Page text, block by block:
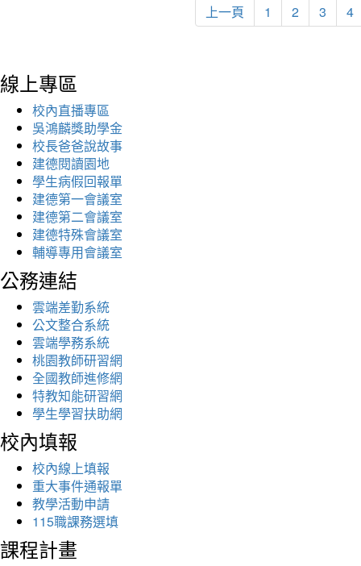
上一頁 1 2 3 4
線上專區
校內直播專區
吳鴻麟獎助學金
校長爸爸說故事
建德閱讀園地
學生病假回報單
建德第一會議室
建德第二會議室
建德特殊會議室
輔導專用會議室
公務連結
雲端差勤系統
公文整合系統
雲端學務系統
桃園教師研習網
全國教師進修網
特教知能研習網
學生學習扶助網
校內填報
校內線上填報
重大事件通報單
教學活動申請
115職課務選填
課程計畫